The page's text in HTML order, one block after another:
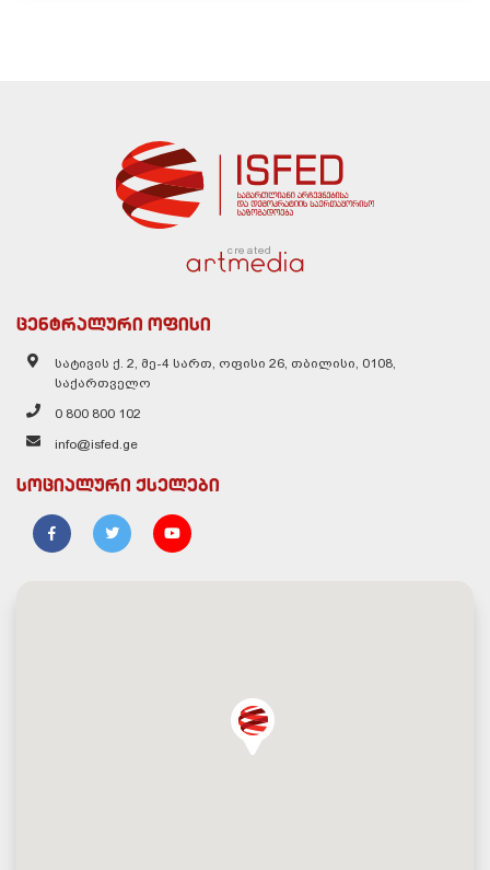
created
ცენტრალური ოფისი
სატივის ქ. 2, მე-4 სართ, ოფისი 26, თბილისი, 0108,
საქართველო
0 800 800 102
info@isfed.ge
სოციალური ქსელები